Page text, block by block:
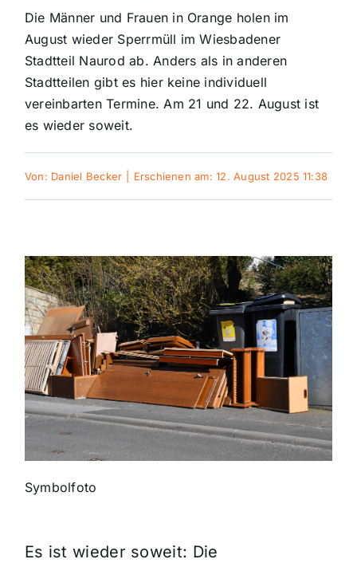
Kultur
Panorama
Polizeimeldungen
Themen und Termine
Gewinnspiele
Die Männer und Frauen in Orange holen im
August wieder Sperrmüll im Wiesbadener
Stadtteil Naurod ab. Anders als in anderen
Stadtteilen gibt es hier keine individuell
vereinbarten Termine. Am 21 und 22. August ist
es wieder soweit.
Von: Daniel Becker Erschienen am: 12. August 2025 11:38
Symbolfoto
Es ist wieder soweit: Die